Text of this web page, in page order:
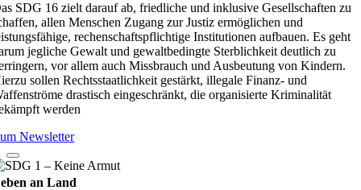
SDG 16 zielt darauf ab, friedliche und inklusive Gesellschaften zu
allen Menschen Zugang zur Justiz ermöglichen und
rechenschaftspflichtige Institutionen aufbauen. Es geht
jegliche Gewalt und gewaltbedingte Sterblichkeit deutlich zu
vor allem auch Missbrauch und Ausbeutung von Kindern.
sollen Rechtsstaatlichkeit gestärkt, illegale Finanz- und
drastisch eingeschränkt, die organisierte Kriminalität
werden
Newsletter
an Land